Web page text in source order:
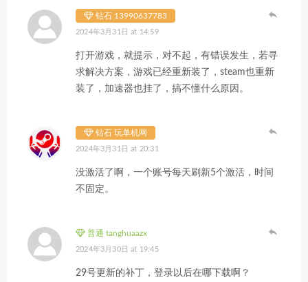
钻石 13990637783
2024年3月31日 at 14:59
打开游戏，就提示，对不起，有错误发生，若寻
求解决方案，游戏已经重新装了，steam也重新
装了，加速器也挂了，搞不懂什么原因。
钻石 玩单机网
2024年3月31日 at 20:31
没激活了啊，一个账号每天刷新5个激活，时间
不固定。
普通 tanghuaazx
2024年3月30日 at 19:45
29号更新的补丁，登录以后在哪下载啊？